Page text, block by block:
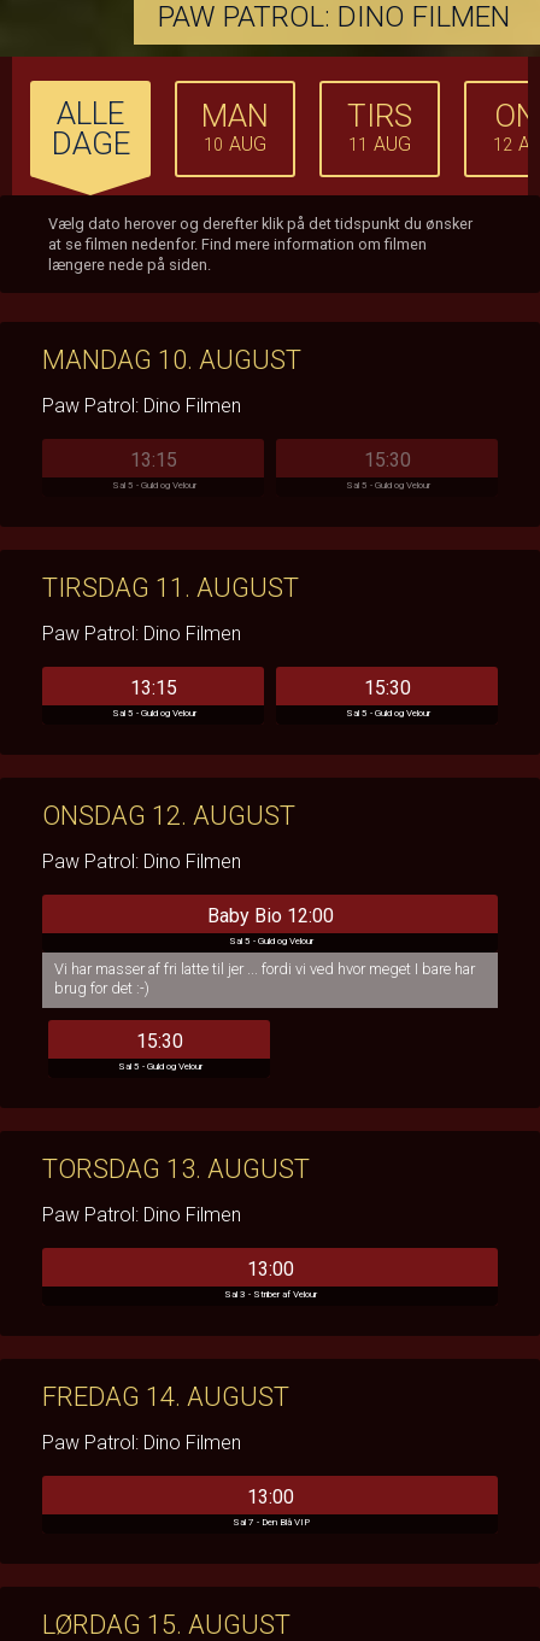
PAW PATROL: DINO FILMEN
ALLE
DAGE
MAN
10 AUG
TIRS
11 AUG 12
Vælg dato herover og derefter klik på det tidspunkt du ønsker
at se filmen nedenfor. Find mere information om filmen
længere nede på siden.
MANDAG 10. AUGUST
Paw Patrol: Dino Filmen
Sal 5 - Guld og Velour
13:15
Sal 5 - Guld og Velour
15:30
TIRSDAG 11. AUGUST
Paw Patrol: Dino Filmen
Sal 5 - Guld og Velour
13:15
Sal 5 - Guld og Velour
15:30
ONSDAG 12. AUGUST
Paw Patrol: Dino Filmen
Sal 5 - Guld og Velour
Baby Bio 12:00
Vi har masser af fri latte til jer ... fordi vi ved hvor meget I bare har
brug for det :-)
Sal 5 - Guld og Velour
15:30
TORSDAG 13. AUGUST
Paw Patrol: Dino Filmen
Sal 3 - Striber af Velour
13:00
FREDAG 14. AUGUST
Paw Patrol: Dino Filmen
Sal 7 - Den Blå VIP
13:00
LØRDAG 15. AUGUST